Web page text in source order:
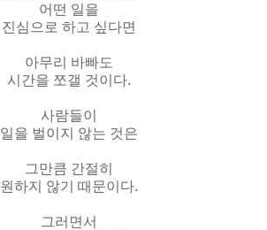
어떤 일을
진심으로 하고 싶다면
아무리 바빠도
시간을 쪼갤 것이다.
사람들이
일을 벌이지 않는 것은
그만큼 간절히
원하지 않기 때문이다.
그러면서